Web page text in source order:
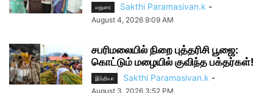
மதுரை Sakthi Paramasivan.k -
August 4, 2026 9:09 AM
சபரிமலையில் நிறை புத்தரிசி பூஜை:
கொட்டும் மழையில் குவிந்த பக்தர்கள்!
இந்தியா Sakthi Paramasivan.k -
August 3, 2026 3:52 PM